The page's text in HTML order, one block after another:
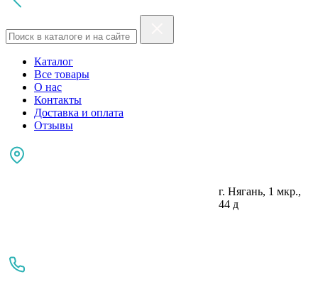
Каталог
Все товары
О нас
Контакты
Доставка и оплата
Отзывы
г. Нягань, 1 мкр.,
44 д